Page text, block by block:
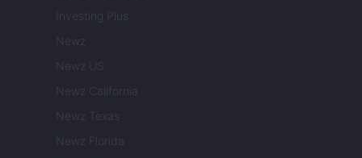
Investing Plus
Newz
Newz US
Newz California
Newz Texas
Newz Florida